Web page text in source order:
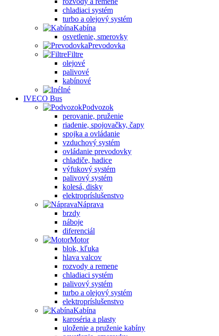
chladiaci systém
turbo a olejový systém
Kabína
osvetlenie, smerovky
Prevodovka
Filtre
olejové
palivové
kabínové
Iné
IVECO Bus
Podvozok
perovanie, pruženie
riadenie, spojovačky, čapy
spojka a ovládanie
vzduchový systém
ovládanie prevodovky
chladiče, hadice
výfukový systém
palivový systém
kolesá, disky
elektropríslušenstvo
Náprava
brzdy
náboje
diferenciál
Motor
blok, kľuka
hlava valcov
rozvody a remene
chladiaci systém
palivový systém
turbo a olejový systém
elektropríslušenstvo
Kabína
karoséria a plasty
uloženie a pruženie kabíny